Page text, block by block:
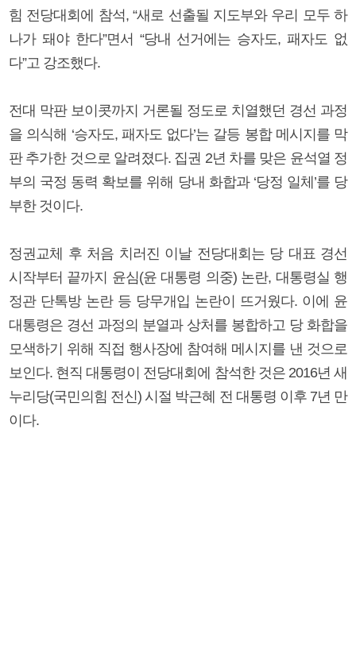
힘 전당대회에 참석, “새로 선출될 지도부와 우리 모두 하
나가 돼야 한다”면서 “당내 선거에는 승자도, 패자도 없
다”고 강조했다.
전대 막판 보이콧까지 거론될 정도로 치열했던 경선 과정
을 의식해 ‘승자도, 패자도 없다’는 갈등 봉합 메시지를 막
판 추가한 것으로 알려졌다. 집권 2년 차를 맞은 윤석열 정
부의 국정 동력 확보를 위해 당내 화합과 ‘당정 일체’를 당
부한 것이다.
정권교체 후 처음 치러진 이날 전당대회는 당 대표 경선
시작부터 끝까지 윤심(윤 대통령 의중) 논란, 대통령실 행
정관 단톡방 논란 등 당무개입 논란이 뜨거웠다. 이에 윤
대통령은 경선 과정의 분열과 상처를 봉합하고 당 화합을
모색하기 위해 직접 행사장에 참여해 메시지를 낸 것으로
보인다. 현직 대통령이 전당대회에 참석한 것은 2016년 새
누리당(국민의힘 전신) 시절 박근혜 전 대통령 이후 7년 만
이다.